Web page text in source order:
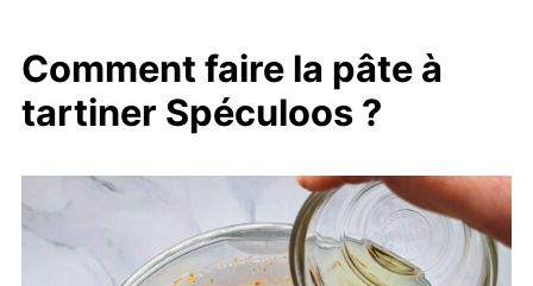
Comment faire la pâte à
tartiner Spéculoos ?